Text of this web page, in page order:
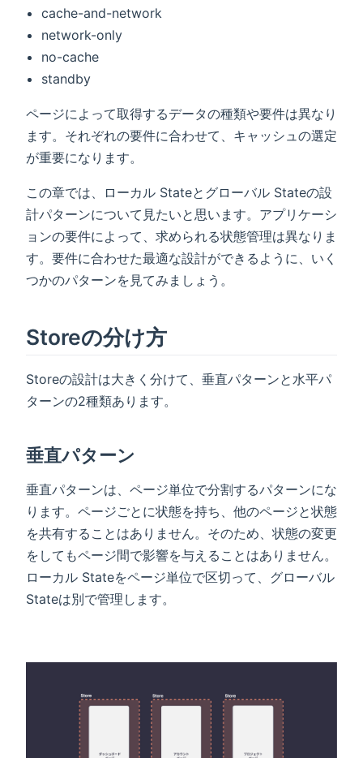
cache-and-network
network-only
no-cache
standby
ページによって取得するデータの種類や要件は異なり
ます。それぞれの要件に合わせて、キャッシュの選定
が重要になります。
この章では、ローカル Stateとグローバル Stateの設
計パターンについて見たいと思います。アプリケーシ
ョンの要件によって、求められる状態管理は異なりま
す。要件に合わせた最適な設計ができるように、いく
つかのパターンを見てみましょう。
Storeの分け方
Storeの設計は大きく分けて、垂直パターンと水平パ
ターンの2種類あります。
垂直パターン
垂直パターンは、ページ単位で分割するパターンにな
ります。ページごとに状態を持ち、他のページと状態
を共有することはありません。そのため、状態の変更
をしてもページ間で影響を与えることはありません。
ローカル Stateをページ単位で区切って、グローバル
Stateは別で管理します。